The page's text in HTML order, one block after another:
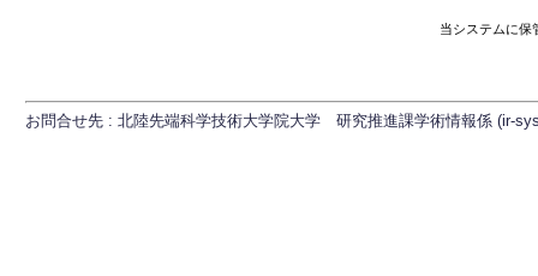
当システムに保
お問合せ先 : 北陸先端科学技術大学院大学 研究推進課学術情報係 (ir-